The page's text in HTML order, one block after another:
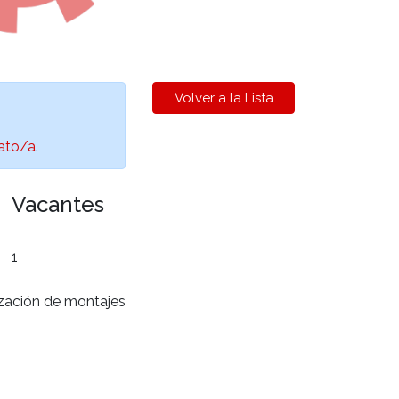
a.
Vacantes
1
de montajes
Volver a la Lista